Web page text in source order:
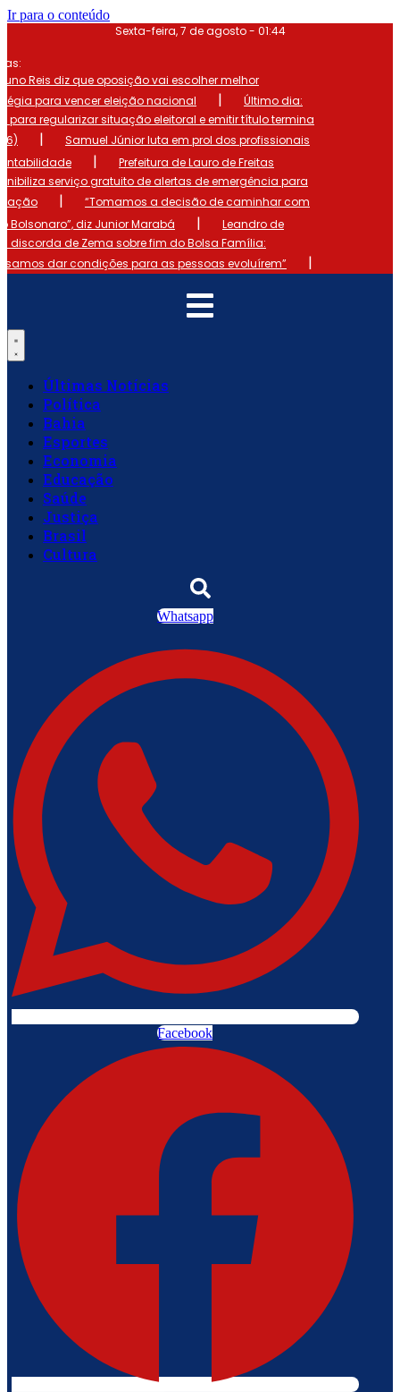
Ir para o conteúdo
Sexta-feira, 7 de agosto - 01:44
Reis diz que oposição vai escolher melhor
para vencer eleição nacional
|
Último dia:
para regularizar situação eleitoral e emitir título termina
|
Samuel Júnior luta em prol dos profissionais
|
Prefeitura de Lauro de Freitas
serviço gratuito de alertas de emergência para
|
“Tomamos a decisão de caminhar com
Bolsonaro”, diz Junior Marabá
|
Leandro de
discorda de Zema sobre fim do Bolsa Família:
dar condições para as pessoas evoluírem”
|
Últimas Notícias
Política
Bahia
Esportes
Economia
Educação
Saúde
Justiça
Brasil
Cultura
Whatsapp
Facebook